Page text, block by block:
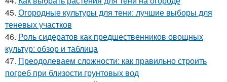
45. Огородные культуры для тени: лучшие выборы для
теневых участков
46. Роль сидератов как предшественников овощных
культур: обзор и таблица
47. Преодолеваем сложности: как правильно строить
погреб при близости грунтовых вод